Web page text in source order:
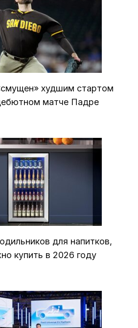
худшим стартом
матче Падре
для напитков,
купить в 2026 году